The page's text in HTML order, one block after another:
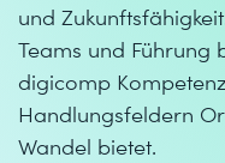
und
Teams und Führung
digicomp
Handlungsfeldern
Wandel bietet.